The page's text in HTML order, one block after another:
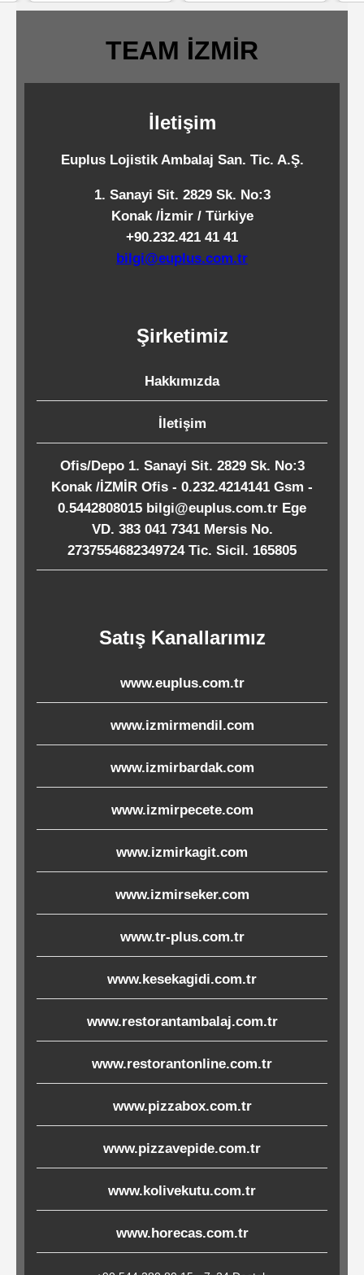
Temizlik
Ürünleri
Temizlik
Kimyasalları
Endüstriyel
Kağıtları
Endüstriyel
Temizlik
/
Horeca
Endüstri
Ürünleri
Ürünler
Porselen-
Seramik
Cam
Ürünler
Torbaları
Tepsi
Altlıkları
Servisler
Kağıt
Kırtasiye
Ürünleri
TEAM İZMİR
İletişim
Euplus Lojistik Ambalaj San. Tic. A.Ş.
1. Sanayi Sit. 2829 Sk. No:3
Konak /İzmir / Türkiye
+90.232.421 41 41
bilgi@euplus.com.tr
Şirketimiz
Hakkımızda
İletişim
Ofis/Depo 1. Sanayi Sit. 2829 Sk. No:3
Konak /İZMİR Ofis - 0.232.4214141 Gsm -
0.5442808015 bilgi@euplus.com.tr Ege
VD. 383 041 7341 Mersis No.
2737554682349724 Tic. Sicil. 165805
Satış Kanallarımız
www.euplus.com.tr
www.izmirmendil.com
www.izmirbardak.com
www.izmirpecete.com
www.izmirkagit.com
www.izmirseker.com
www.tr-plus.com.tr
www.kesekagidi.com.tr
www.restorantambalaj.com.tr
www.restorantonline.com.tr
www.pizzabox.com.tr
www.pizzavepide.com.tr
www.kolivekutu.com.tr
www.horecas.com.tr